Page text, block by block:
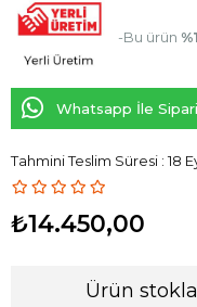
-Bu ürün
Whatsapp İle
Tahmini Teslim Süresi : 18
₺14.450,00
Ürün